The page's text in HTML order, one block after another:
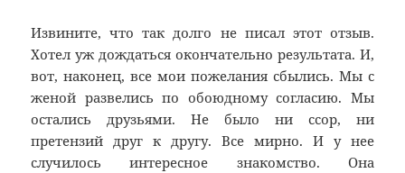
Извините, что так долго не писал этот отзыв.
Хотел уж дождаться окончательно результата. И,
вот, наконец, все мои пожелания сбылись. Мы с
женой развелись по обоюдному согласию. Мы
остались друзьями. Не было ни ссор, ни
претензий друг к другу. Все мирно. И у нее
случилось интересное знакомство. Она